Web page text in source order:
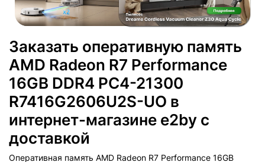
Заказать оперативную память
AMD Radeon R7 Performance
16GB DDR4 PC4-21300
R7416G2606U2S-UO в
интернет-магазине e2by с
доставкой
Оперативная память AMD Radeon R7 Performance 16GB